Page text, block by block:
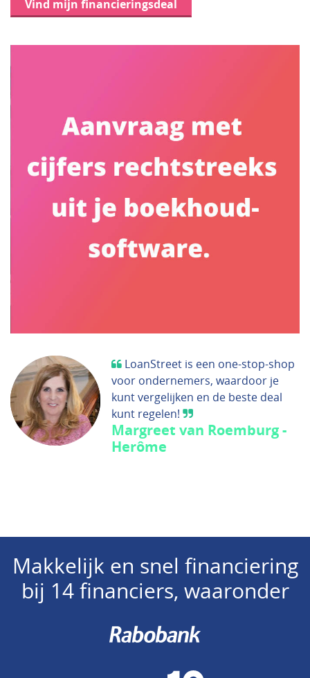
Vind mijn financieringsdeal
LoanStreet is een one-stop-shop
voor ondernemers, waardoor je
kunt vergelijken en de beste deal
kunt regelen!
Margreet van Roemburg -
Herôme
Makkelijk en snel financiering
bij 14 financiers, waaronder